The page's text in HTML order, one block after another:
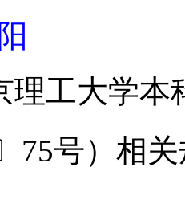
理工大学
75号）相